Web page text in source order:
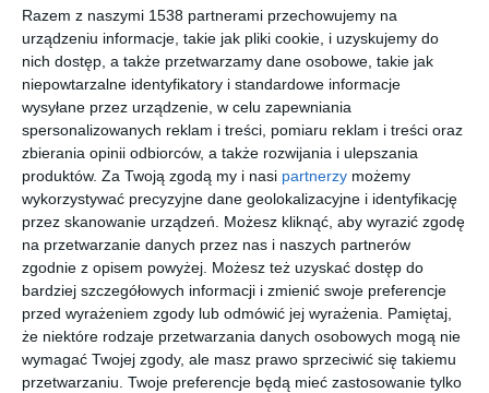
Razem z naszymi 1538 partnerami przechowujemy na
urządzeniu informacje, takie jak pliki cookie, i uzyskujemy do
nich dostęp, a także przetwarzamy dane osobowe, takie jak
niepowtarzalne identyfikatory i standardowe informacje
wysyłane przez urządzenie, w celu zapewniania
spersonalizowanych reklam i treści, pomiaru reklam i treści oraz
zbierania opinii odbiorców, a także rozwijania i ulepszania
produktów. Za Twoją zgodą my i nasi partnerzy możemy
wykorzystywać precyzyjne dane geolokalizacyjne i identyfikację
przez skanowanie urządzeń. Możesz kliknąć, aby wyrazić zgodę
na przetwarzanie danych przez nas i naszych partnerów
zgodnie z opisem powyżej. Możesz też uzyskać dostęp do
bardziej szczegółowych informacji i zmienić swoje preferencje
przed wyrażeniem zgody lub odmówić jej wyrażenia.
Pamiętaj,
że niektóre rodzaje przetwarzania danych osobowych mogą nie
wymagać Twojej zgody, ale masz prawo sprzeciwić się takiemu
przetwarzaniu. Twoje preferencje będą mieć zastosowanie tylko
Stylowy salon na poddaszu z oknami dachowymi Fakro.
AUTOR:FAKRO
DODAJ DO ULUBIONYCH
UDOSTĘPNIJ
Pozostałe zdjęcia w projekcie:Okna dachowe FAKRO